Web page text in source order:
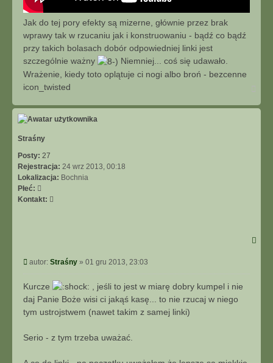
Jak do tej pory efekty są mizerne, głównie przez brak
wprawy tak w rzucaniu jak i konstruowaniu - bądź co bądź
przy takich bolasach dobór odpowiedniej linki jest
szczególnie ważny
Niemniej... coś się udawało.
Wrażenie, kiedy toto oplątuje ci nogi albo broń - bezcenne
icon_twisted
Straśny
Posty: 27
Rejestracja: 24 wrz 2013, 00:18
Lokalizacja: Bochnia
Płeć:
Kontakt:
Post
autor: Straśny » 01 gru 2013, 23:03
Kurcze
, jeśli to jest w miarę dobry kumpel i nie
daj Panie Boże wisi ci jakąś kasę... to nie rzucaj w niego
tym ustrojstwem (nawet takim z samej linki)
Serio - z tym trzeba uważać.